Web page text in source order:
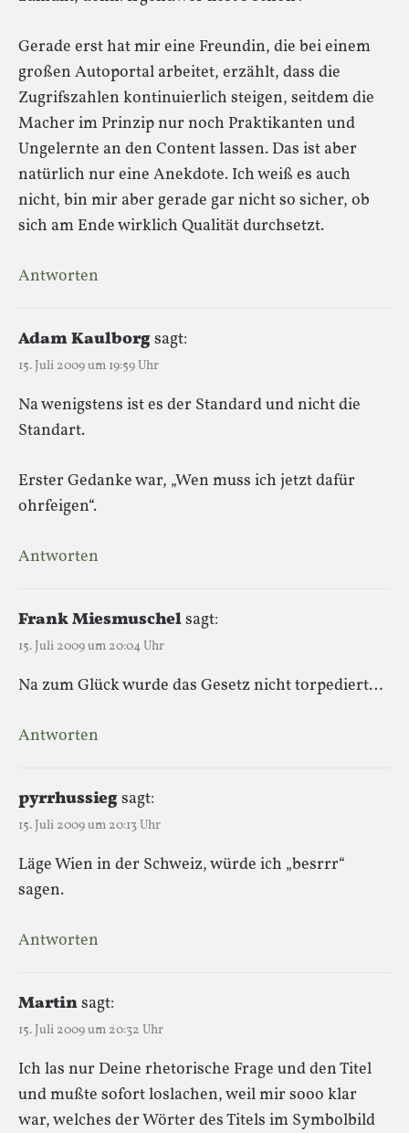
Gerade erst hat mir eine Freundin, die bei einem
großen Autoportal arbeitet, erzählt, dass die
Zugrifszahlen kontinuierlich steigen, seitdem die
Macher im Prinzip nur noch Praktikanten und
Ungelernte an den Content lassen. Das ist aber
natürlich nur eine Anekdote. Ich weiß es auch
nicht, bin mir aber gerade gar nicht so sicher, ob
sich am Ende wirklich Qualität durchsetzt.
Antworten
Adam Kaulborgsagt:
15. Juli 2009 um 19:59 Uhr
Na wenigstens ist es der Standard und nicht die
Standart.
Erster Gedanke war, „Wen muss ich jetzt dafür
ohrfeigen“.
Antworten
Frank Miesmuschelsagt:
15. Juli 2009 um 20:04 Uhr
Na zum Glück wurde das Gesetz nicht torpediert…
Antworten
pyrrhussiegsagt:
15. Juli 2009 um 20:13 Uhr
Läge Wien in der Schweiz, würde ich „besrrr“
sagen.
Antworten
Martinsagt:
15. Juli 2009 um 20:32 Uhr
Ich las nur Deine rhetorische Frage und den Titel
und mußte sofort loslachen, weil mir sooo klar
war, welches der Wörter des Titels im Symbolbild